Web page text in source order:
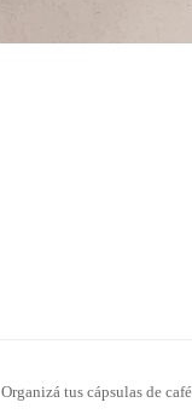
Organizá tus cápsulas de